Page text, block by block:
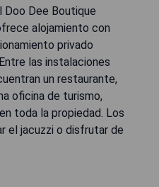
Doo Dee Boutique
alojamiento con
privado
las instalaciones
un restaurante,
oficina de turismo,
toda la propiedad. Los
el jacuzzi o disfrutar de